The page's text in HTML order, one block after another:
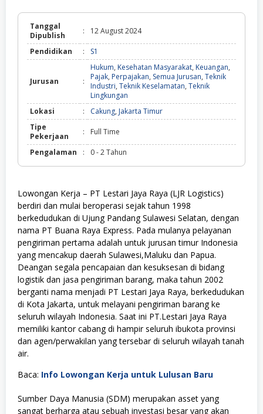
Tanggal
Dipublish
: 12 August 2024
Pendidikan : S1
Jurusan :
Hukum, Kesehatan Masyarakat, Keuangan,
Pajak, Perpajakan, Semua Jurusan, Teknik
Industri, Teknik Keselamatan, Teknik
Lingkungan
Lokasi
: Cakung, Jakarta Timur
Tipe
Pekerjaan
: Full Time
Pengalaman : 0 - 2 Tahun
Lowongan Kerja – PT Lestari Jaya Raya (LJR Logistics)
berdiri dan mulai beroperasi sejak tahun 1998
berkedudukan di Ujung Pandang Sulawesi Selatan, dengan
nama PT Buana Raya Express. Pada mulanya pelayanan
pengiriman pertama adalah untuk jurusan timur Indonesia
yang mencakup daerah Sulawesi,Maluku dan Papua.
Deangan segala pencapaian dan kesuksesan di bidang
logistik dan jasa pengiriman barang, maka tahun 2002
berganti nama menjadi PT Lestari Jaya Raya, berkedudukan
di Kota Jakarta, untuk melayani pengiriman barang ke
seluruh wilayah Indonesia. Saat ini PT.Lestari Jaya Raya
memiliki kantor cabang di hampir seluruh ibukota provinsi
dan agen/perwakilan yang tersebar di seluruh wilayah tanah
air.
Baca: Info Lowongan Kerja untuk Lulusan Baru
Sumber Daya Manusia (SDM) merupakan asset yang
sangat berharga atau sebuah investasi besar yang akan